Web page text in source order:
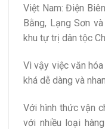
Việt Nam: Điện
Bằng, Lạng Sơn
khu tự trị dân tộc
Vì vậy việc văn
khá dễ dàng và
Với hình thức vận
với nhiều loại